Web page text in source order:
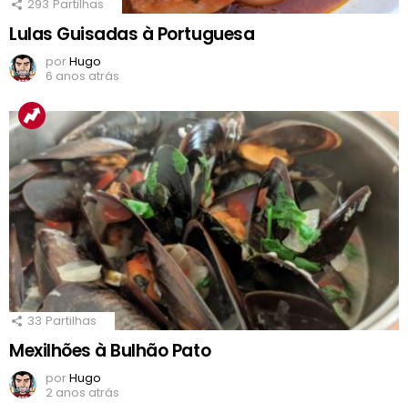
293 Partilhas
Lulas Guisadas à Portuguesa
porHugo
6 anos atrás
33 Partilhas
Mexilhões à Bulhão Pato
porHugo
2 anos atrás